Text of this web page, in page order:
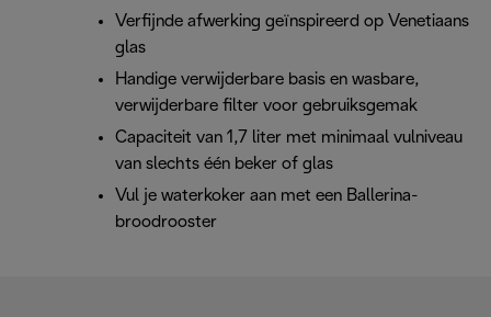
Verfijnde afwerking geïnspireerd op Venetiaans
glas
Handige verwijderbare basis en wasbare,
verwijderbare filter voor gebruiksgemak
Capaciteit van 1,7 liter met minimaal vulniveau
van slechts één beker of glas
Vul je waterkoker aan met een Ballerina-
broodrooster